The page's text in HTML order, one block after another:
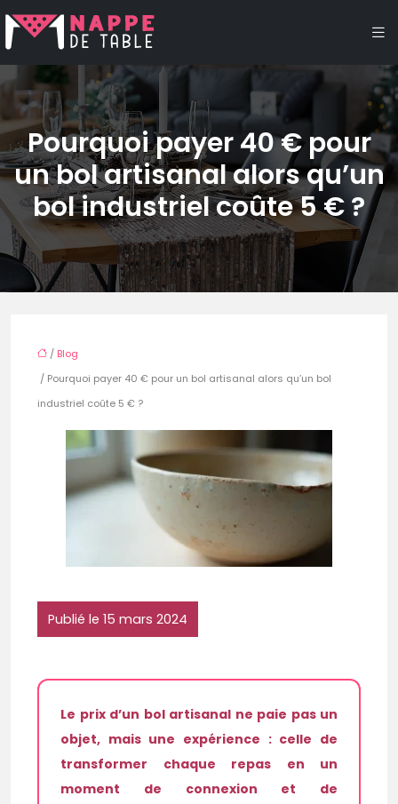
Pourquoi payer 40 € pour
un bol artisanal alors qu’un
bol industriel coûte 5 € ?
/ Blog
/ Pourquoi payer 40 € pour un bol artisanal alors qu’un bol
industriel coûte 5 € ?
Publié le 15 mars 2024
Le prix d’un bol artisanal ne paie pas un
objet, mais une expérience : celle de
transformer chaque repas en un
moment de connexion et de